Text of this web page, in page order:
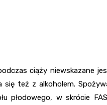
ciąży niewskazane
się też z alkoholem.
płodowego, w skrócie